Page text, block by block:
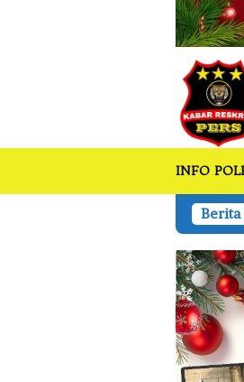
INFO
Berita
Kodim 0314/Inhil Genjot